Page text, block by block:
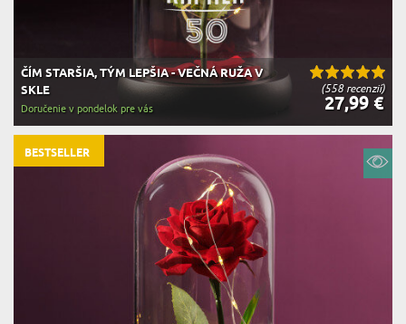
(558 recenzií)
ČÍM STARŠIA, TÝM LEPŠIA - VEČNÁ RUŽA V
SKLE
27,99 €
Doručenie v pondelok pre vás
BESTSELLER